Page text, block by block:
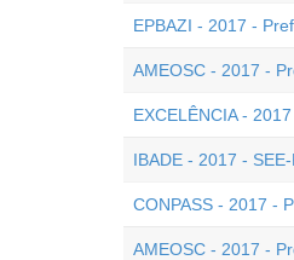
EPBAZI - 2017 -
AMEOSC - 2017 -
EXCELÊNCIA -
IBADE - 2017 -
CONPASS - 2017 -
AMEOSC - 2017 -